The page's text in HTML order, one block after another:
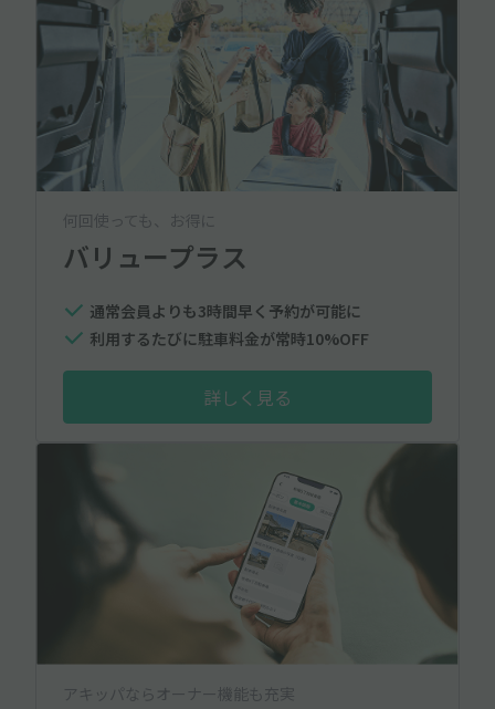
何回使っても、お得に
バリュープラス
通常会員よりも3時間早く予約が可能に
利用するたびに駐車料金が常時10%OFF
詳しく見る
アキッパならオーナー機能も充実